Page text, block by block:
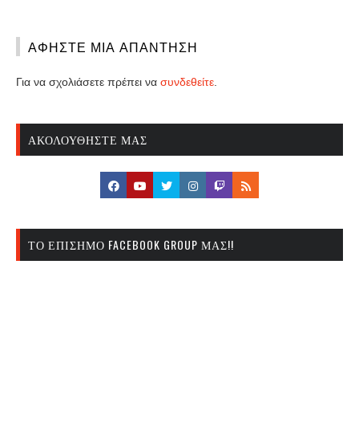
ΑΦΉΣΤΕ ΜΙΑ ΑΠΆΝΤΗΣΗ
Για να σχολιάσετε πρέπει να συνδεθείτε
ΑΚΟΛΟΥΘΉΣΤΕ ΜΑΣ
ΤΟ ΕΠΊΣΗΜΟ FACEBOOK GROUP ΜΑΣ!!